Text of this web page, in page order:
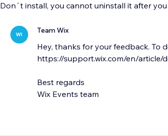
Don´t install, you cannot uninstall it after
WI Team Wix
Hey, thanks for your feedback. To
https://support.wix.com/en/article/
Best regards
Wix Events team